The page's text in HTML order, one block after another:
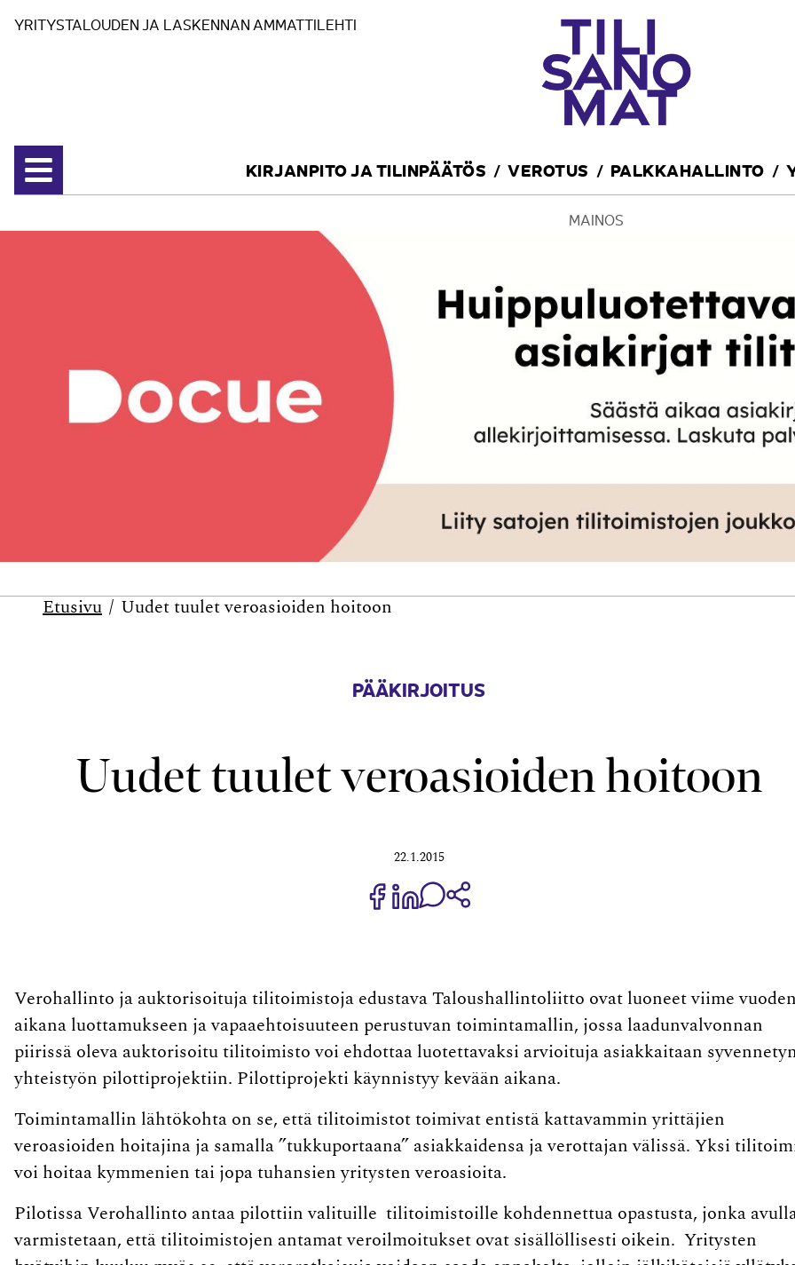
YRITYSTALOUDEN JA LASKENNAN AMMATTILEHTI
Avaa valikko
KIRJANPITO JA TILINPÄÄTÖS VEROTUS PALKKAHALLINTO
MAINOS
Etusivu Uudet tuulet veroasioiden hoitoon
PÄÄKIRJOITUS
Uudet tuulet veroasioiden hoitoon
22.1.2015
Jaa Share on Facebook
Jaa Share on LinkedIn
Jaa WhatsApp-viestinä
Verohallinto ja auktorisoituja tilitoimistoja edustava Talous­hallintoliitto ovat luoneet viime vuoden
aikana luottamukseen ja vapaaehtoisuuteen perustuvan toimintamallin, jossa laadun­valvonnan
piirissä oleva auktorisoitu tilitoimisto voi ehdottaa luotettavaksi arvioituja asiakkaitaan syvennetyn
yhteistyön pilottiprojektiin. Pilottiprojekti käynnistyy kevään aikana.
Toimintamallin lähtökohta on se, että tilitoimistot toimivat entistä kattavammin yrittäjien
veroasioiden hoitajina ja samalla ”tukkuportaana” asiakkaidensa ja verottajan välissä. Yksi
voi hoitaa kymmenien tai jopa tuhansien yritysten veroasioita.
Pilotissa Verohallinto antaa pilottiin valituille tilitoimistoille kohdennettua opastusta, jonka avulla
varmistetaan, että tilitoimistojen antamat veroilmoitukset ovat sisällöllisesti oikein. Yritysten